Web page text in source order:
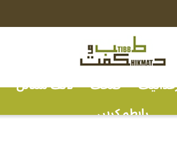
صحت لائف سٹائل
رابطہ کریں